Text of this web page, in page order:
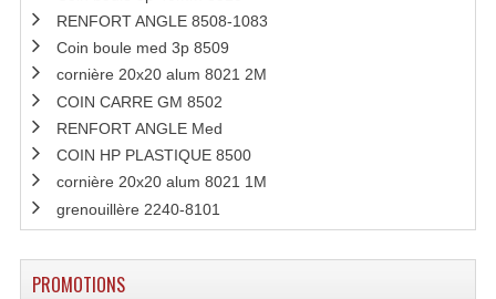
RENFORT ANGLE 8508-1083
Coin boule med 3p 8509
cornière 20x20 alum 8021 2M
COIN CARRE GM 8502
RENFORT ANGLE Med
COIN HP PLASTIQUE 8500
cornière 20x20 alum 8021 1M
grenouillère 2240-8101
PROMOTIONS